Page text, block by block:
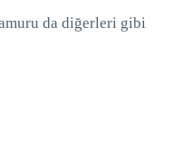
da diğerleri gibi